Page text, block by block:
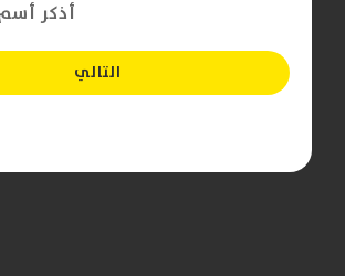
التالي